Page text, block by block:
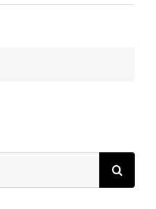
Beardstown